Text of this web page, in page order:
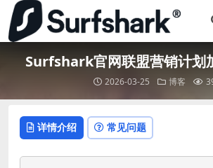
Surfshark官网联盟营销计划
2026-03-25 博客
详情介绍 常见问题